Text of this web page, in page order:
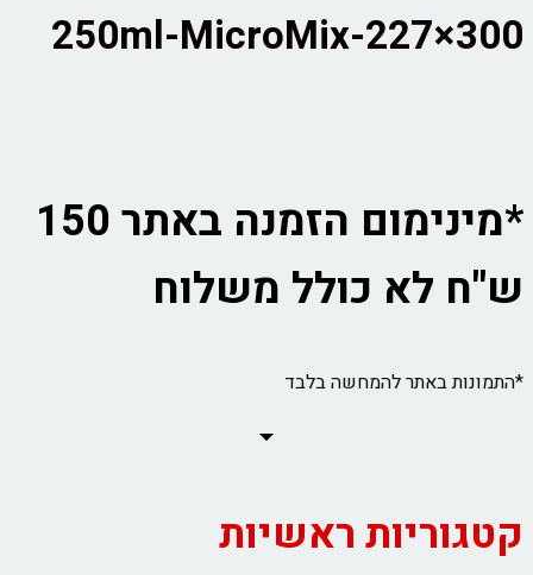
250ml-MicroMix-227×300
*מינימום הזמנה באתר 150
ש"ח לא כולל משלוח
*התמונות באתר להמחשה בלבד
קטגוריות ראשיות